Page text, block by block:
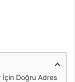
İçin Doğru Adres